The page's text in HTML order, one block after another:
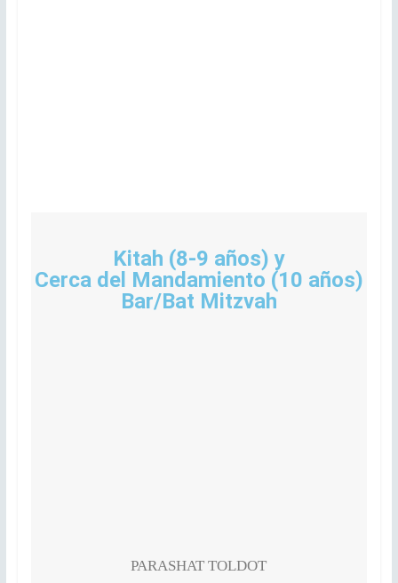
Kitah (8-9 años) y
Cerca del Mandamiento (10 años)
Bar/Bat Mitzvah
PARASHAT TOLDOT